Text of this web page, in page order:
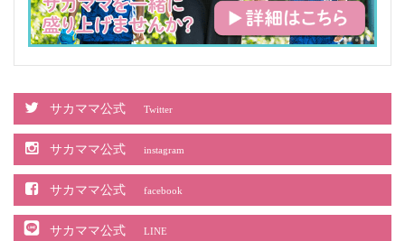
サカママ公式 Twitter
サカママ公式 instagram
サカママ公式 facebook
サカママ公式 LINE